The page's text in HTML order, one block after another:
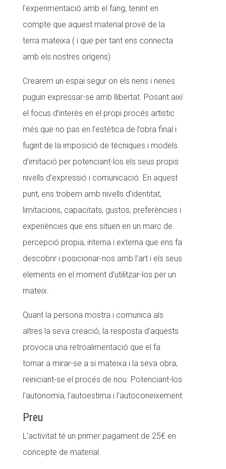
l’experimentació amb el fang, tenint en
compte que aquest material prové de la
terra mateixa ( i que per tant ens connecta
amb els nostres orígens)
Crearem un espai segur on els nens i nenes
puguin expressar-se amb llibertat. Posant així
el focus d’interès en el propi procés artístic
més que no pas en l’estètica de l’obra final i
fugint de la imposició de tècniques i models
d’imitació per potenciant-los els seus propis
nivells d’expressió i comunicació. En aquest
punt, ens trobem amb nivells d’identitat,
limitacions, capacitats, gustos, preferències i
experiències que ens situen en un marc de
percepció propia, interna i externa que ens fa
descobrir i posicionar-nos amb l’art i els seus
elements en el moment d’utilitzar-los per un
mateix.
Quant la persona mostra i comunica als
altres la seva creació, la resposta d’aquests
provoca una retroalimentació que el fa
tornar a mirar-se a si mateixa i la seva obra,
reiniciant-se el procés de nou. Potenciant-los
l’autonomia, l’autoestima i l’autoconeixement
Preu
L’activitat té un primer pagament de 25€ en
concepte de material.